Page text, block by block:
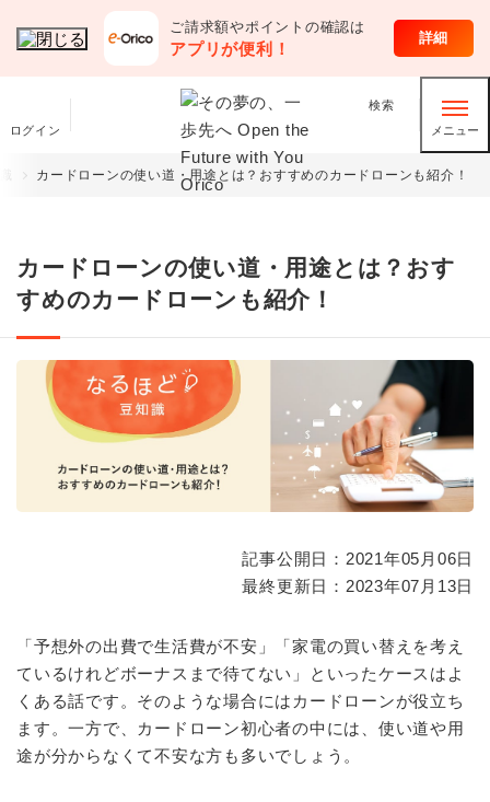
ご請求額やポイントの確認は
アプリが便利！
詳細
ログイン
検索
メニュー
オリコのサービス
カードローンの使い道・用途とは？おすすめのカードローンも紹介！
カードローンの使い道・用途とは？おす
すめのカードローンも紹介！
記事公開日：2021年05月06日
最終更新日：2023年07月13日
「予想外の出費で生活費が不安」「家電の買い替えを考え
ているけれどボーナスまで待てない」といったケースはよ
くある話です。そのような場合にはカードローンが役立ち
ます。一方で、カードローン初心者の中には、使い道や用
途が分からなくて不安な方も多いでしょう。